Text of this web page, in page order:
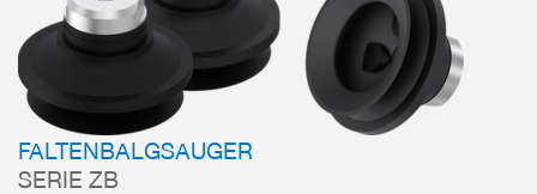
FALTENBALGSAUGER
SERIE ZB